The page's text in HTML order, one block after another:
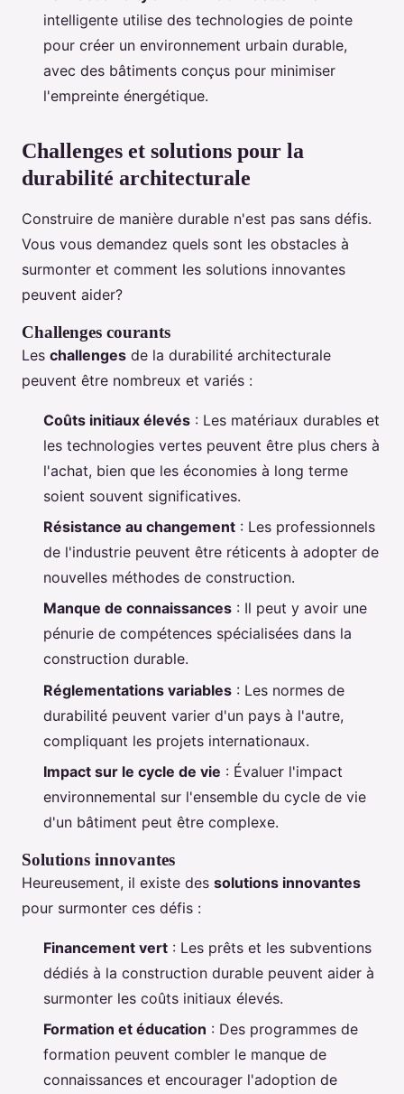
intelligente utilise des technologies de pointe
pour créer un environnement urbain durable,
avec des bâtiments conçus pour minimiser
l'empreinte énergétique.
Challenges et solutions pour la
durabilité architecturale
Construire de manière durable n'est pas sans défis.
Vous vous demandez quels sont les obstacles à
surmonter et comment les solutions innovantes
peuvent aider?
Challenges courants
Les challenges de la durabilité architecturale
peuvent être nombreux et variés :
Coûts initiaux élevés : Les matériaux durables et
les technologies vertes peuvent être plus chers à
l'achat, bien que les économies à long terme
soient souvent significatives.
Résistance au changement : Les professionnels
de l'industrie peuvent être réticents à adopter de
nouvelles méthodes de construction.
Manque de connaissances : Il peut y avoir une
pénurie de compétences spécialisées dans la
construction durable.
Réglementations variables : Les normes de
durabilité peuvent varier d'un pays à l'autre,
compliquant les projets internationaux.
Impact sur le cycle de vie : Évaluer l'impact
environnemental sur l'ensemble du cycle de vie
d'un bâtiment peut être complexe.
Solutions innovantes
Heureusement, il existe des solutions innovantes
pour surmonter ces défis :
Financement vert : Les prêts et les subventions
dédiés à la construction durable peuvent aider à
surmonter les coûts initiaux élevés.
Formation et éducation : Des programmes de
formation peuvent combler le manque de
connaissances et encourager l'adoption de